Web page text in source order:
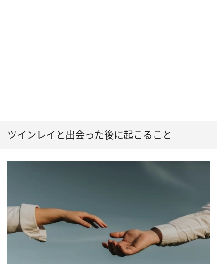
ツインレイと出会った後に起こること